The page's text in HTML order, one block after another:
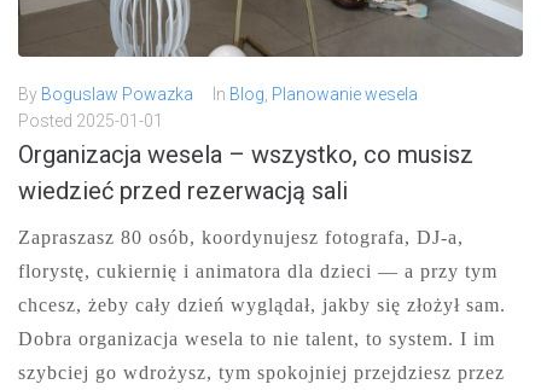
By Boguslaw Powazka In Blog Planowanie wesela
Posted 2025-01-01
Organizacja wesela – wszystko, co musisz
wiedzieć przed rezerwacją sali
Zapraszasz 80 osób, koordynujesz fotografa, DJ-a,
florystę, cukiernię i animatora dla dzieci — a przy tym
chcesz, żeby cały dzień wyglądał, jakby się złożył sam.
Dobra organizacja wesela to nie talent, to system. I im
szybciej go wdrożysz, tym spokojniej przejdziesz przez